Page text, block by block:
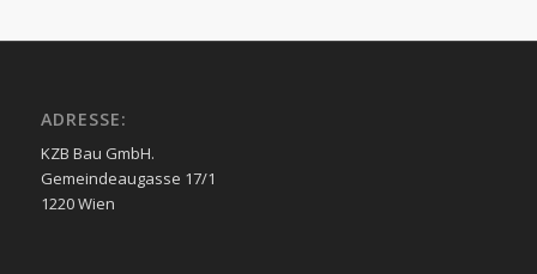
ADRESSE:
KZB Bau GmbH.
Gemeindeaugasse 17/1
1220 Wien